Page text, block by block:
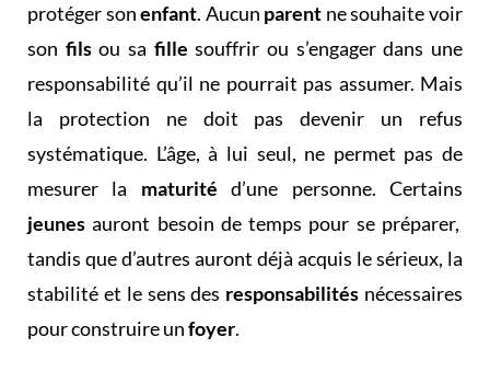
protéger sonenfant. Aucun parent ne souhaite voir
son filsou sa fille souffrir ou s’engager dans une
responsabilité qu’il ne pourrait pas assumer. Mais
la protection ne doit pas devenir un refus
systématique. L’âge, à lui seul, ne permet pas de
mesurer la maturité d’une personne. Certains
jeunes auront besoin de temps pour se préparer,
tandis que d’autres auront déjà acquis le sérieux, la
stabilité et le sens des responsabilités nécessaires
pour construire unfoyer.